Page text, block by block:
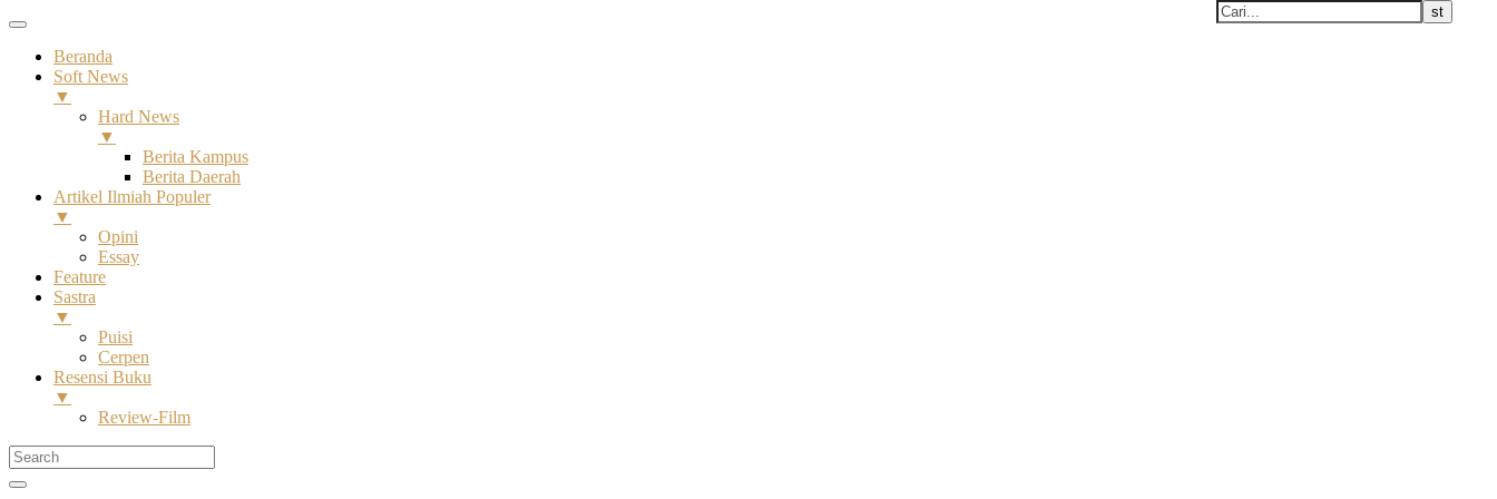
Beranda
Soft News
▼
Hard News
▼
Berita Kampus
Berita Daerah
Artikel Ilmiah Populer
▼
Opini
Essay
Feature
Sastra
▼
Puisi
Cerpen
Resensi Buku
▼
Review-Film